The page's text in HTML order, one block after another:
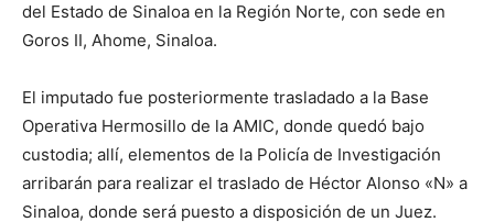
del Estado de Sinaloa en la Región Norte, con sede en
Goros II, Ahome, Sinaloa.
El imputado fue posteriormente trasladado a la Base
Operativa Hermosillo de la AMIC, donde quedó bajo
custodia; allí, elementos de la Policía de Investigación
arribarán para realizar el traslado de Héctor Alonso «N» a
Sinaloa, donde será puesto a disposición de un Juez.